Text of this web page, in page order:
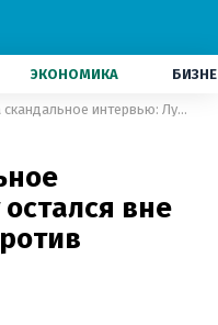
ЭКОНОМИКА
Месть за скандальное интервью: Лукаку остался вне состава на матч против Ливерпуля
вне